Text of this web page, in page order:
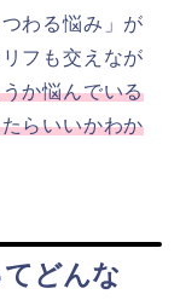
わる悩み」が
フも交えなが
か悩んでいる
らいいかわか
どんな